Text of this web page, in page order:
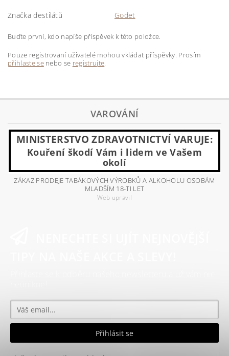
Značka destilátů Godet
Buďte první, kdo napíše příspěvek k této položce.
Pouze registrovaní uživatelé mohou vkládat příspěvky. Prosím
přihlaste senebo se registrujte.
VAROVÁNÍ
MINISTERSTVO ZDRAVOTNICTVÍ VARUJE:
Kouření škodí Vám i lidem ve Vašem
okolí
ZÁKAZ PRODEJE TABÁKOVÝCH VÝROBKŮ A ALKOHOLU OSOBÁM
MLADŠÍM 18-TI LET
Web upravil